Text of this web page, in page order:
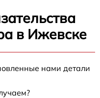
в Ижевске
нами детали